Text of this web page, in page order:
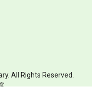
All Rights Reserved.